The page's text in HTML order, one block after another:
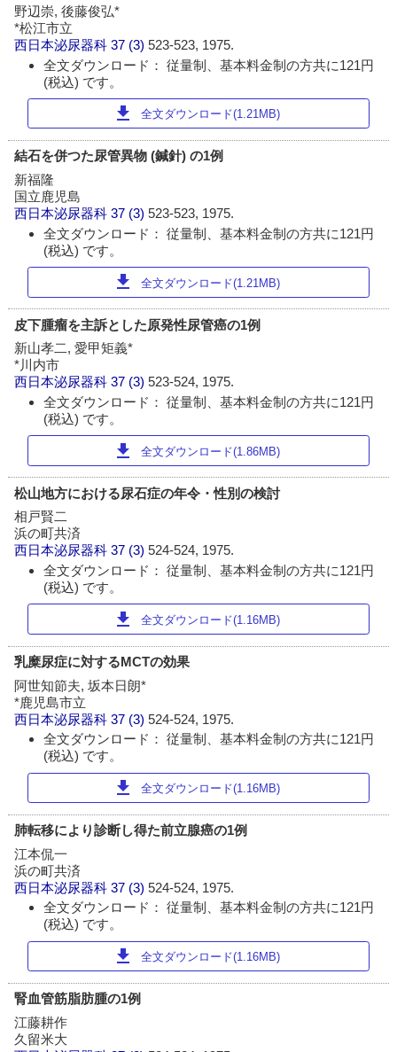
野辺崇, 後藤俊弘*
*松江市立
西日本泌尿器科 37 (3)523-523, 1975.
全文ダウンロード： 従量制、基本料金制の方共に121円
(税込) です。
download 全文ダウンロード(1.21MB)
結石を併つた尿管異物 (鍼針) の1例
新福隆
国立鹿児島
西日本泌尿器科 37 (3)523-523, 1975.
全文ダウンロード： 従量制、基本料金制の方共に121円
(税込) です。
download 全文ダウンロード(1.21MB)
皮下腫瘤を主訴とした原発性尿管癌の1例
新山孝二, 愛甲矩義*
*川内市
西日本泌尿器科 37 (3)523-524, 1975.
全文ダウンロード： 従量制、基本料金制の方共に121円
(税込) です。
download 全文ダウンロード(1.86MB)
松山地方における尿石症の年令・性別の検討
相戸賢二
浜の町共済
西日本泌尿器科 37 (3)524-524, 1975.
全文ダウンロード： 従量制、基本料金制の方共に121円
(税込) です。
download 全文ダウンロード(1.16MB)
乳糜尿症に対するMCTの効果
阿世知節夫, 坂本日朗*
*鹿児島市立
西日本泌尿器科 37 (3)524-524, 1975.
全文ダウンロード： 従量制、基本料金制の方共に121円
(税込) です。
download 全文ダウンロード(1.16MB)
肺転移により診断し得た前立腺癌の1例
江本侃一
浜の町共済
西日本泌尿器科 37 (3)524-524, 1975.
全文ダウンロード： 従量制、基本料金制の方共に121円
(税込) です。
download 全文ダウンロード(1.16MB)
腎血管筋脂肪腫の1例
江藤耕作
久留米大